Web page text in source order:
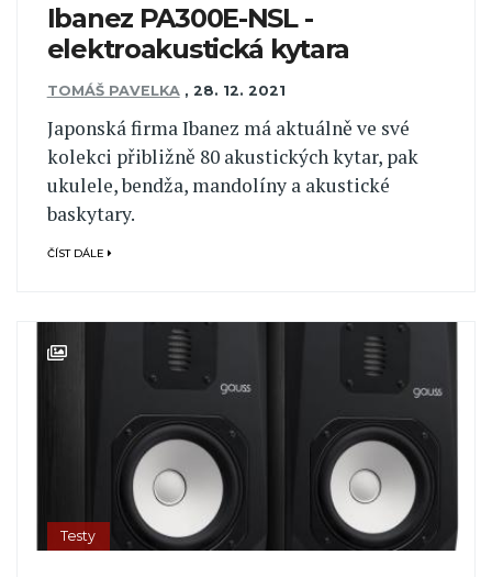
Ibanez PA300E-NSL -
elektroakustická kytara
TOMÁŠ PAVELKA , 28. 12. 2021
Japonská firma Ibanez má aktuálně ve své
kolekci přibližně 80 akustických kytar, pak
ukulele, bendža, mandolíny a akustické
baskytary.
ČÍST DÁLE
Testy